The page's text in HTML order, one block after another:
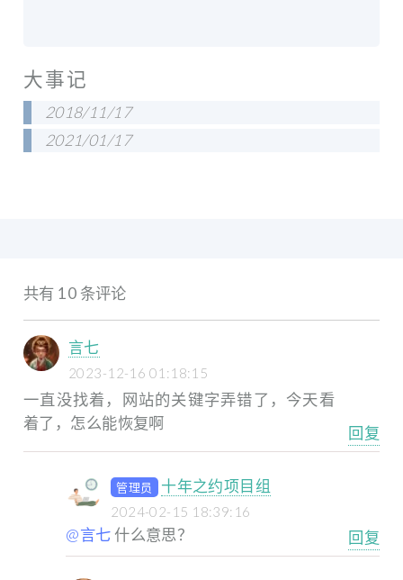
大事记
2018/11/17
2021/01/17
共有 10 条评论
言七
2023-12-16 01:18:15
一直没找着，网站的关键字弄错了，今天看
着了，怎么能恢复啊
回复
管理员 十年之约项目组
2024-02-15 18:39:16
@言七 什么意思？ 回复